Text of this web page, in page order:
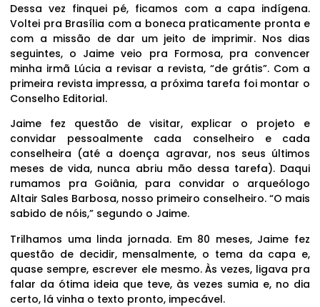
Dessa vez finquei pé, ficamos com a capa indígena.
Voltei pra Brasília com a boneca praticamente pronta e
com a missão de dar um jeito de imprimir. Nos dias
seguintes, o Jaime veio pra Formosa, pra convencer
minha irmã Lúcia a revisar a revista, “de grátis”. Com a
primeira revista impressa, a próxima tarefa foi montar o
Conselho Editorial.
Jaime fez questão de visitar, explicar o projeto e
convidar pessoalmente cada conselheiro e cada
conselheira (até a doença agravar, nos seus últimos
meses de vida, nunca abriu mão dessa tarefa). Daqui
rumamos pra Goiânia, para convidar o arqueólogo
Altair Sales Barbosa, nosso primeiro conselheiro. “O mais
sabido de nóis,” segundo o Jaime.
Trilhamos uma linda jornada. Em 80 meses, Jaime fez
questão de decidir, mensalmente, o tema da capa e,
quase sempre, escrever ele mesmo. Às vezes, ligava pra
falar da ótima ideia que teve, às vezes sumia e, no dia
certo, lá vinha o texto pronto, impecável.